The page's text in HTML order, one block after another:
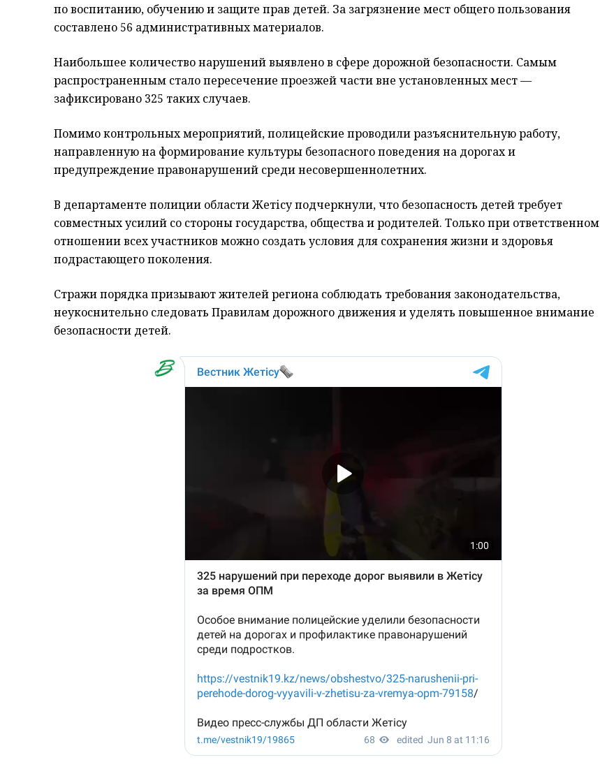
по воспитанию, обучению и защите прав детей. За загрязнение мест общего пользования
составлено 56 административных материалов.
Наибольшее количество нарушений выявлено в сфере дорожной безопасности. Самым
распространенным стало пересечение проезжей части вне установленных мест —
зафиксировано 325 таких случаев.
Помимо контрольных мероприятий, полицейские проводили разъяснительную работу,
направленную на формирование культуры безопасного поведения на дорогах и
предупреждение правонарушений среди несовершеннолетних.
В департаменте полиции области Жетісу подчеркнули, что безопасность детей требует
совместных усилий со стороны государства, общества и родителей. Только при ответственном
отношении всех участников можно создать условия для сохранения жизни и здоровья
подрастающего поколения.
Стражи порядка призывают жителей региона соблюдать требования законодательства,
неукоснительно следовать Правилам дорожного движения и уделять повышенное внимание
безопасности детей.